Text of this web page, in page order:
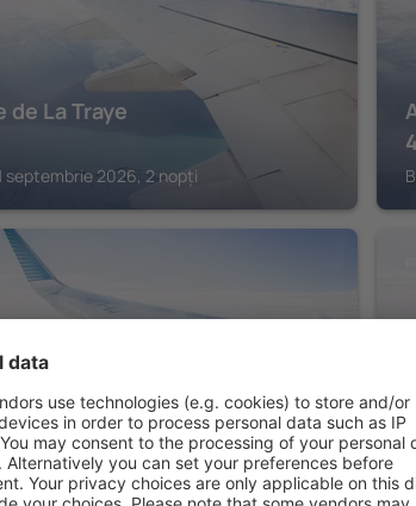
de La Traye
septembrie 2026, 2 nopți
by Les Etincelles
august 2026, 2 nopți